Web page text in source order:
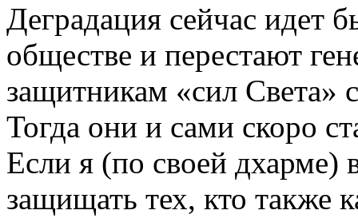
Деградация сейчас идет
обществе и перестают
защитникам «сил Света»
Тогда они и сами скоро
Если я (по своей дхарме)
защищать тех, кто также